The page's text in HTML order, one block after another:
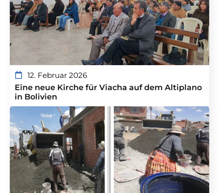
12. Februar 2026
Eine neue Kirche für Viacha auf dem Altiplano
in Bolivien